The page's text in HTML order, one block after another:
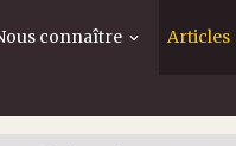
connaître Articles